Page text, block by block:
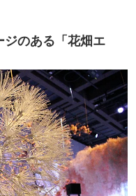
のある「花畑エ